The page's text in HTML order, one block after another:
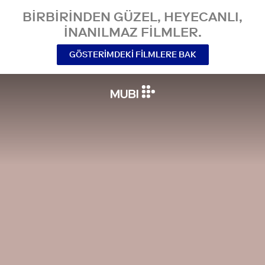
BIRBIRINDEN GÜZEL, HEYECANLI,
INANILMAZ FILMLER.
GÖSTERIMDEKI FILMLERE BAK